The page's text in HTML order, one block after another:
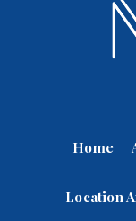
Home
Location